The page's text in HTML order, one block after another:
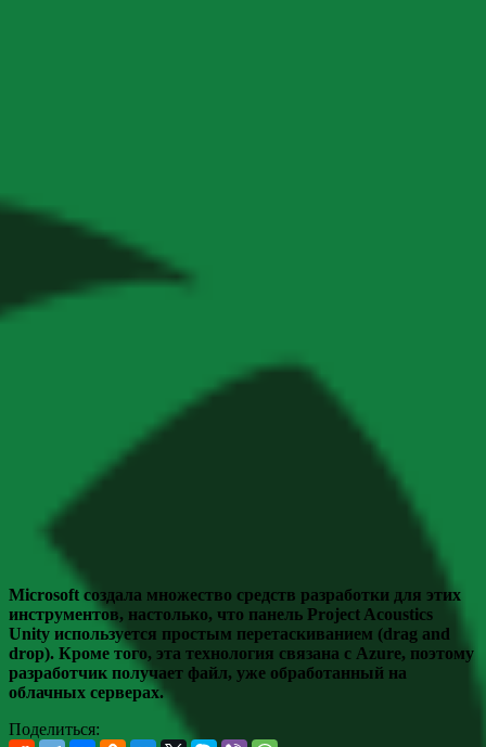
Microsoft создала множество средств разработки для этих
инструментов, настолько, что панель Project Acoustics
Unity используется простым перетаскиванием (drag and
drop). Кроме того, эта технология связана с Azure, поэтому
разработчик получает файл, уже обработанный на
облачных серверах.
Поделиться: